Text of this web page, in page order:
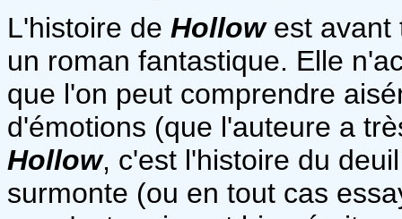
L'histoire de Hollow est avant
un roman fantastique. Elle
que l'on peut comprendre
d'émotions (que l'auteure a
Hollow, c'est l'histoire du
surmonte (ou en tout cas